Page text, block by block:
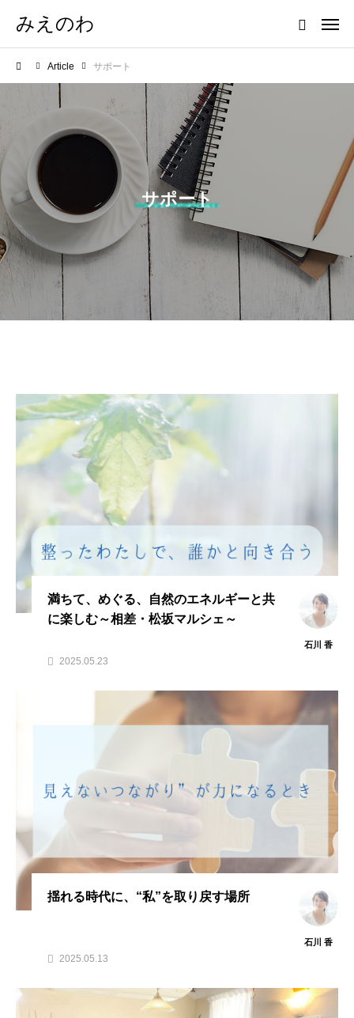
みえのわ
Article サポート
サポート
満ちて、めぐる、自然のエネルギーと共
に楽しむ～相差・松坂マルシェ～
石川 香
2025.05.23
揺れる時代に、“私”を取り戻す場所
石川 香
2025.05.13